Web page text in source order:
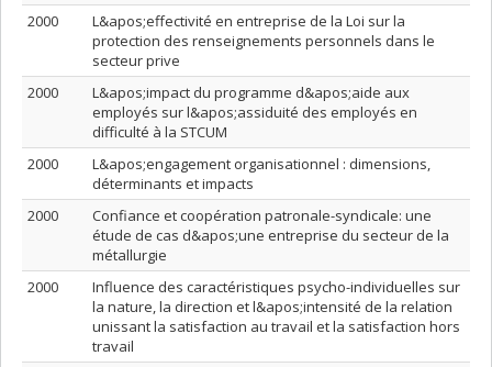
2000
L&apos;effectivité en entreprise de la Loi sur la
protection des renseignements personnels dans le
secteur prive
2000
L&apos;impact du programme d&apos;aide aux
employés sur l&apos;assiduité des employés en
difficulté à la STCUM
2000
L&apos;engagement organisationnel : dimensions,
déterminants et impacts
2000
Confiance et coopération patronale-syndicale: une
étude de cas d&apos;une entreprise du secteur de la
métallurgie
2000
Influence des caractéristiques psycho-individuelles sur
la nature, la direction et l&apos;intensité de la relation
unissant la satisfaction au travail et la satisfaction hors
travail